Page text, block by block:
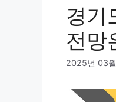
경기
전망
2025년 03